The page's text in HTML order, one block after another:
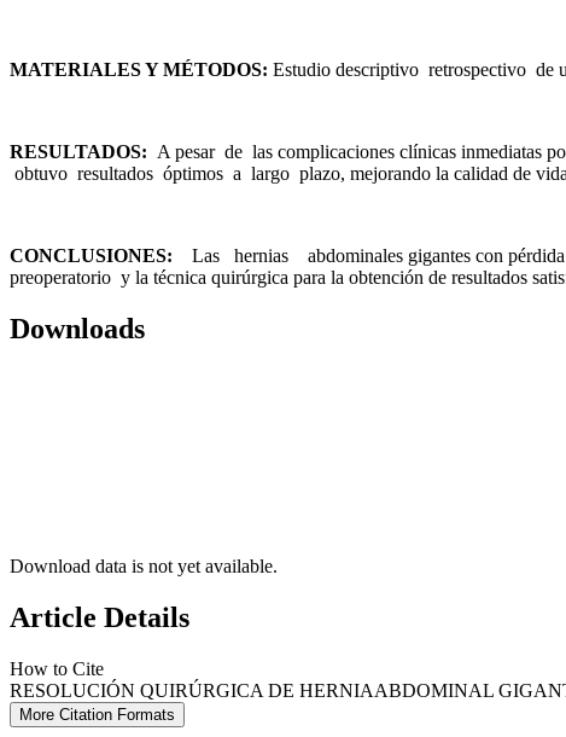
MATERIALESYMÉTODOS: Estudio descriptivo retrospectivo
RESULTADOS: A pesar de las complicaciones clínicas inmediatas
obtuvo resultados óptimos a largo plazo, mejorando la calidad de
CONCLUSIONES:
Las hernias abdominales gigantes con pérdida
preoperatorio y la técnica quirúrgica para la obtención de resultados
Downloads
Download data is not yet available.
Article Details
How to Cite
RESOLUCIÓN QUIRÚRGICA DE HERNIAABDOMINAL
More Citation Formats